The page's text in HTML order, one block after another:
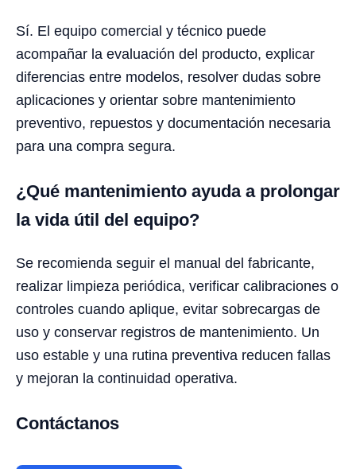
Sí. El equipo comercial y técnico puede
acompañar la evaluación del producto, explicar
diferencias entre modelos, resolver dudas sobre
aplicaciones y orientar sobre mantenimiento
preventivo, repuestos y documentación necesaria
para una compra segura.
¿Qué mantenimiento ayuda a prolongar
la vida útil del equipo?
Se recomienda seguir el manual del fabricante,
realizar limpieza periódica, verificar calibraciones o
controles cuando aplique, evitar sobrecargas de
uso y conservar registros de mantenimiento. Un
uso estable y una rutina preventiva reducen fallas
y mejoran la continuidad operativa.
Contáctanos